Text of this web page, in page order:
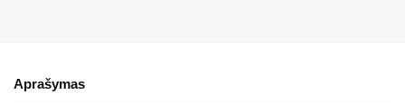
Aprašymas